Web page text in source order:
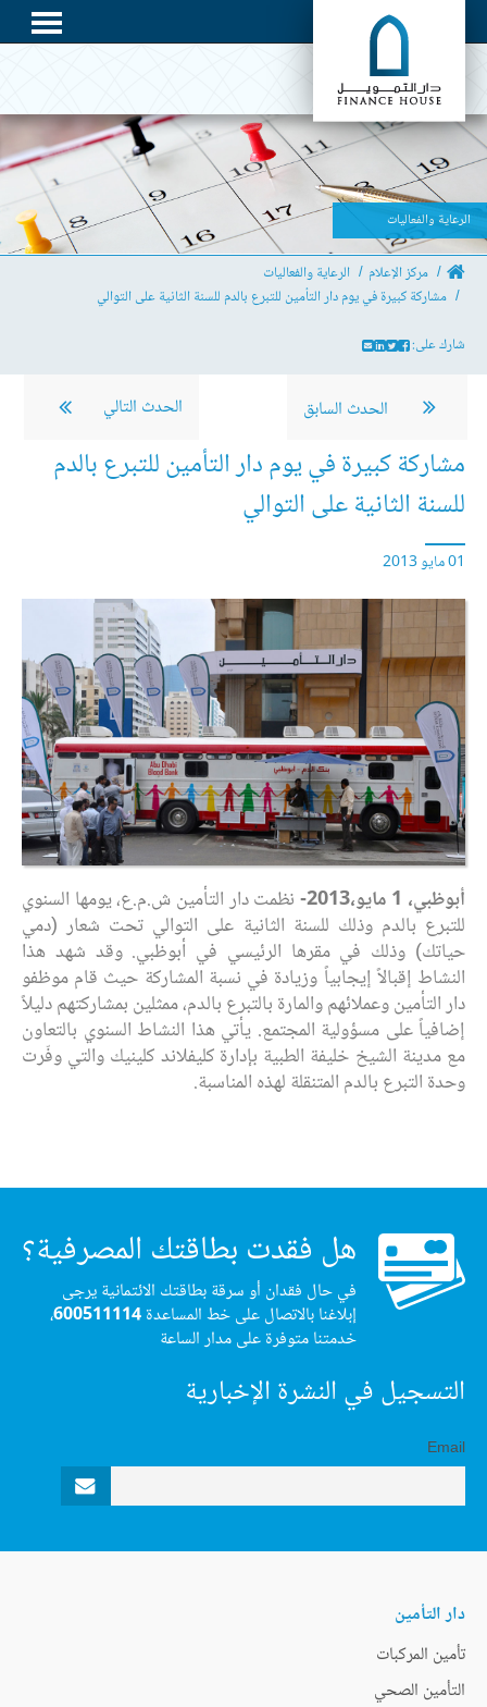
الرعاية والفعاليات
مركز الإعلام
الرعاية والفعاليات
مشاركة كبيرة في يوم دار التأمين للتبرع بالدم للسنة الثانية على التوالي
شارك على:
الحدث السابق الحدث التالي
مشاركة كبيرة في يوم دار التأمين للتبرع بالدم
للسنة الثانية على التوالي
01 مايو 2013
أبوظبي، 1 مايو،2013-
نظمت دار التأمين ش.م.ع، يومها السنوي
للتبرع بالدم وذلك للسنة الثانية على التوالي تحت شعار (دمي
حياتك) وذلك في مقرها الرئيسي في أبوظبي. وقد شهد هذا
النشاط إقبالاً إيجابياً وزيادة في نسبة المشاركة حيث قام موظفو
دار التأمين وعملائهم والمارة بالتبرع بالدم، ممثلين بمشاركتهم دليلاً
إضافياً على مسؤولية المجتمع. يأتي هذا النشاط السنوي بالتعاون
مع مدينة الشيخ خليفة الطبية بإدارة كليفلاند كلينيك والتي وفّرت
وحدة التبرع بالدم المتنقلة لهذه المناسبة.
هل فقدت بطاقتك المصرفية؟
في حال فقدان أو سرقة بطاقتك الائتمانية يرجى
إبلاغنا بالاتصال على خط المساعدة600511114،
خدمتنا متوفرة على مدار الساعة
التسجيل في النشرة الإخبارية
Email
دار التأمين
تأمين المركبات
التأمين الصحي